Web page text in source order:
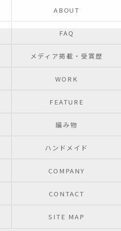
ABOUT
FAQ
メディア掲載・受賞歴
WORK
FEATURE
編み物
ハンドメイド
COMPANY
CONTACT
SITE MAP